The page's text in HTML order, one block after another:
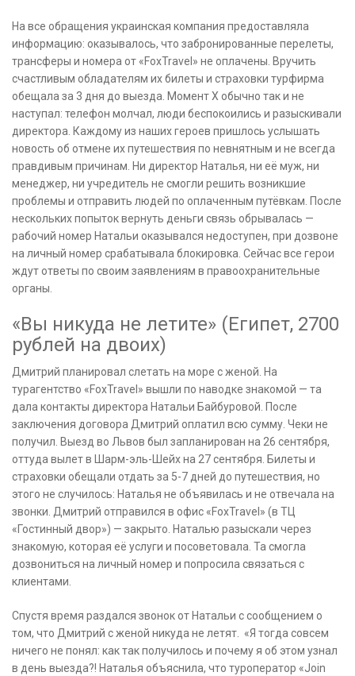
На все обращения украинская компания предоставляла
информацию: оказывалось, что забронированные перелеты,
трансферы и номера от «FoxTravel» не оплачены. Вручить
счастливым обладателям их билеты и страховки турфирма
обещала за 3 дня до выезда. Момент Х обычно так и не
наступал: телефон молчал, люди беспокоились и разыскивали
директора. Каждому из наших героев пришлось услышать
новость об отмене их путешествия по невнятным и не всегда
правдивым причинам. Ни директор Наталья, ни её муж, ни
менеджер, ни учредитель не смогли решить возникшие
проблемы и отправить людей по оплаченным путёвкам. После
нескольких попыток вернуть деньги связь обрывалась —
рабочий номер Натальи оказывался недоступен, при дозвоне
на личный номер срабатывала блокировка. Сейчас все герои
ждут ответы по своим заявлениям в правоохранительные
органы.
«Вы никуда не летите» (Египет, 2700
рублей на двоих)
Дмитрий планировал слетать на море с женой. На
турагентство «FoxTravel» вышли по наводке знакомой — та
дала контакты директора Натальи Байбуровой. После
заключения договора Дмитрий оплатил всю сумму. Чеки не
получил. Выезд во Львов был запланирован на 26 сентября,
оттуда вылет в Шарм-эль-Шейх на 27 сентября. Билеты и
страховки обещали отдать за 5-7 дней до путешествия, но
этого не случилось: Наталья не объявилась и не отвечала на
звонки. Дмитрий отправился в офис «FoxTravel» (в ТЦ
«Гостинный двор») — закрыто. Наталью разыскали через
знакомую, которая её услуги и посоветовала. Та смогла
дозвониться на личный номер и попросила связаться с
клиентами.
Спустя время раздался звонок от Натальи с сообщением о
том, что Дмитрий с женой никуда не летят. «Я тогда совсем
ничего не понял: как так получилось и почему я об этом узнал
в день выезда?! Наталья объяснила, что туроператор «Join